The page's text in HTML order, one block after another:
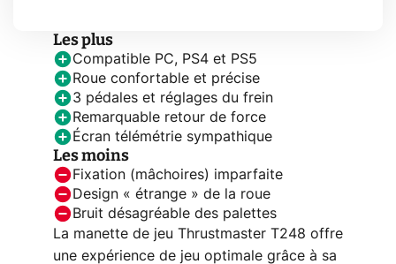
Les plus
Compatible PC, PS4 et PS5
Roue confortable et précise
3 pédales et réglages du frein
Remarquable retour de force
Écran télémétrie sympathique
Les moins
Fixation (mâchoires) imparfaite
Design « étrange » de la roue
Bruit désagréable des palettes
La manette de jeu Thrustmaster T248 offre
une expérience de jeu optimale grâce à sa